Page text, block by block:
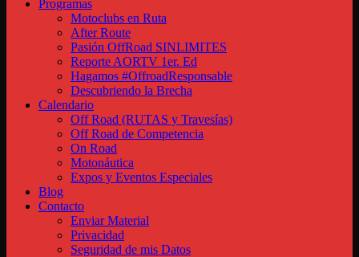
Programas
Motoclubs en Ruta
After Route
Pasión OffRoad SINLIMITES
Reporte AORTV 1er. Ed
Hagamos #OffroadResponsable
Descubriendo la Brecha
Calendario
Off Road (RUTAS y Travesías)
Off Road de Competencia
On Road
Motonáutica
Expos y Eventos Especiales
Blog
Contacto
Enviar Material
Privacidad
Seguridad de mis Datos